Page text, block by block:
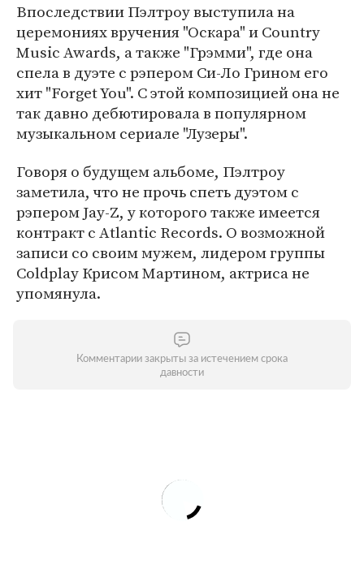
Впоследствии Пэлтроу выступила на
церемониях вручения "Оскара" и Country
Music Awards, а также "Грэмми", где она
спела в дуэте с рэпером Си-Ло Грином его
хит "Forget You". С этой композицией она не
так давно дебютировала в популярном
музыкальном сериале "Лузеры".
Говоря о будущем альбоме, Пэлтроу
заметила, что не прочь спеть дуэтом с
рэпером Jay-Z, у которого также имеется
контракт с Atlantic Records. О возможной
записи со своим мужем, лидером группы
Coldplay Крисом Мартином, актриса не
упомянула.
Комментарии закрыты за истечением срока
давности